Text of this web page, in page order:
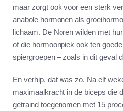
maar zorgt ook voor een sterk
anabole hormonen als
lichaam. De Noren wilden met
of die hormoonpiek ook ten
spiergroepen – zoals in dit geval
En verhip, dat was zo. Na elf
maximaalkracht in de biceps die
getraind toegenomen met 15